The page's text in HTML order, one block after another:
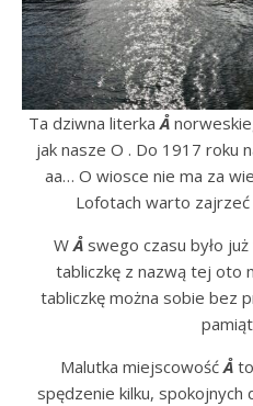
Ta dziwna literka Å
jak nasze O . Do 1917 roku
aa… O wiosce nie ma za
Lofotach warto zajrzeć
W Åswego czasu było
tabliczkę z nazwą tej oto
tabliczkę można sobie bez
Malutka miejscowość Å
spędzenie kilku, spokojnych